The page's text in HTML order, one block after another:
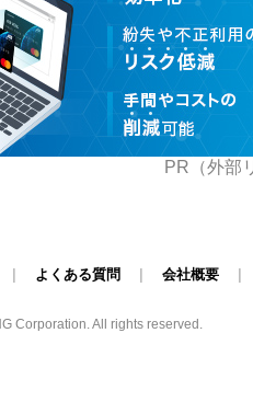
PR（外部
よくある質問 会社概要
Corporation. All rights reserved.